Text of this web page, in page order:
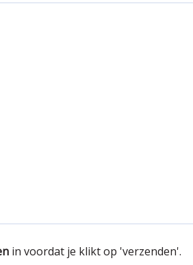
in voordat je klikt op 'verzenden'.